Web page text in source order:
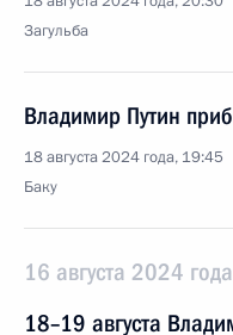
Загульба
Владимир Путин
18 августа 2024 года, 19:45
Баку
16 августа 2024
18–19 августа